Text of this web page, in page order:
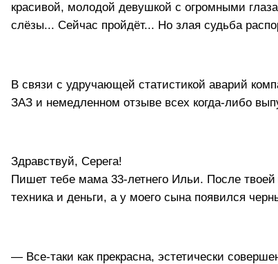
красивой, молодой девушкой с огромными
слёзы... Сейчас пройдёт... Но злая судьба
В связи с удручающей статистикой аварий
ЗАЗ и немедленном отзыве всех когда-либо
Здравствуй, Серега!
Пишет тебе мама 33-летнего Ильи. После
техника и деньги, а у моего сына появился
— Все-таки как прекрасна, эстетически